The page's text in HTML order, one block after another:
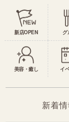
新店OPEN グ
美容・癒し イ
新着情